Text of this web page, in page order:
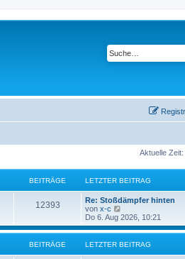
Aktuelle
BEITRÄGE LETZTER BEITRAG
12393
Re: Stoßdämpfer hinten
von x-c
e
u
e
s
Do 6. Aug 2026, 10:21
BEITRÄGE LETZTER BEITRAG